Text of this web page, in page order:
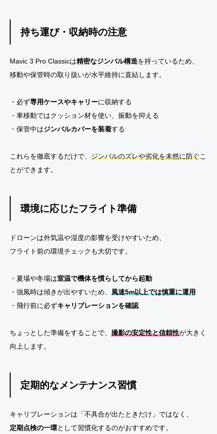
持ち運び・収納時の注意
Mavic 3 Pro Classicは精密なジンバル構造を持っているため、
移動や保管時の取り扱いが水平維持に直結します。
・必ず専用ケースやキャリーに収納する
・車移動ではクッション材を使い、振動を抑える
・保管中はジンバルカバーを装着する
これらを徹底するだけで、 ジンバルのズレや劣化を未然に防ぐこ
とができます。
環境に応じたフライト準備
ドローンは外気温や湿度の影響を受けやすいため、
フライト前の環境チェックも大切です。
・夏場や冬場は室温で機体を慣らしてから起動
・強風時は傾きが出やすいため、 風速5m以上では慎重に運用
・飛行前に必ずキャリブレーションを確認
ちょっとした準備をすることで、 撮影の安定性と信頼性が大きく
向上します。
定期的なメンテナンス習慣
キャリブレーションは「不具合が出たときだけ」ではなく、
定期点検の一環として習慣化するのがおすすめです。